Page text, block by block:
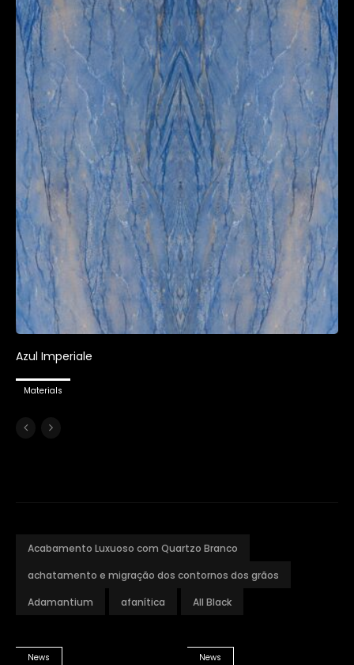
Azul Imperiale
Materials
Acabamento Luxuoso com Quartzo Branco
achatamento e migração dos contornos dos grãos
Adamantium
afanítica All Black
News News